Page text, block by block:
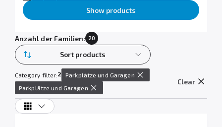
Show products
Anzahl der Familien: 20
Sort products
Category filter:2
Parkplätze und Garagen
Parkplätze und Garagen
Clear